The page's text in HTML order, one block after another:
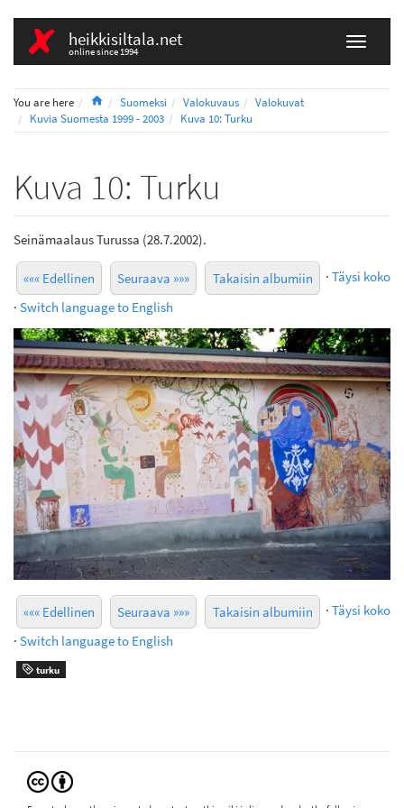
heikkisiltala.net
online since 1994
You are here HomeSuomeksi Valokuvaus
Valokuvat
Kuvia Suomesta 1999 - 2003
Kuva 10: Turku
Kuva 10: Turku
Seinämaalaus Turussa (28.7.2002).
««« Edellinen Seuraava »»» Takaisin albumiin · Täysi koko
· Switch language to English
««« Edellinen Seuraava »»» Takaisin albumiin · Täysi koko
· Switch language to English
turku